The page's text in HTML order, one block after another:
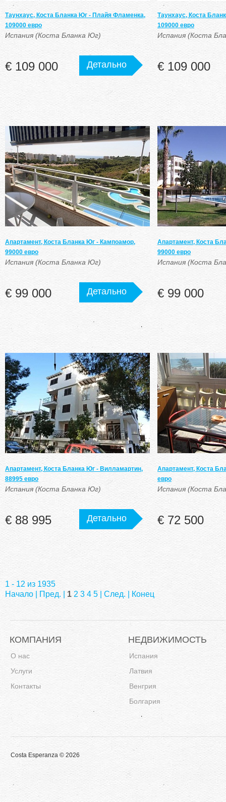
Таунхаус, Коста Бланка Юг - Плайя Фламенка,
109000 евро
Испания (Коста Бланка Юг)
€ 109 000 Детально
Таунхаус, Коста
109000 евро
Испания (Коста
€ 109 000
Апартамент, Коста Бланка Юг - Кампоамор,
99000 евро
Испания (Коста Бланка Юг)
€ 99 000 Детально
Апартамент, Коста
99000 евро
Испания (Коста
€ 99 000
Апартамент, Коста Бланка Юг - Вилламартин,
88995 евро
Испания (Коста Бланка Юг)
€ 88 995 Детально
Апартамент, Коста
евро
Испания (Коста
€ 72 500
1 - 12 из 1935
Начало | Пред. | 1 2 3 4 5 След. Конец
КОМПАНИЯ
О нас
Услуги
Контакты
НЕДВИЖИМОСТЬ
Испания
Латвия
Венгрия
Болгария
Costa Esperanza © 2026